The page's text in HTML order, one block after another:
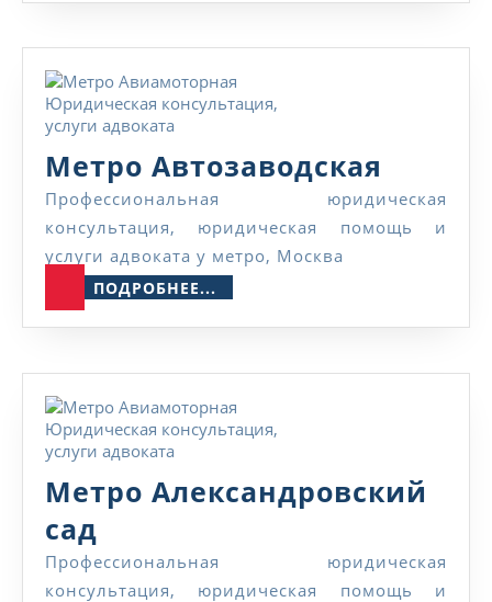
Метро Автозаводская
Профессиональная юридическая
консультация, юридическая помощь и
услуги адвоката у метро, Москва
ПОДРОБНЕЕ...
Метро Александровский
сад
Александровский
Профессиональная юридическая
консультация, юридическая помощь и